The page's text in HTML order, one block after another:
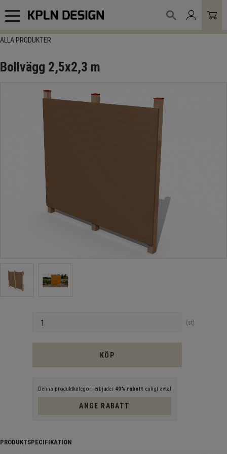
Meny
ALLA PRODUKTER
Bollvägg 2,5x2,3 m
st
KÖP
Denna produktkategori erbjuder 40% rabatt enligt avtal
ANGE RABATT